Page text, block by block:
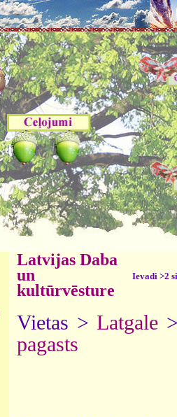
Latvijas Daba
un
kultūrvēsture
Ievadi >2
Vietas >Latgale
pagasts